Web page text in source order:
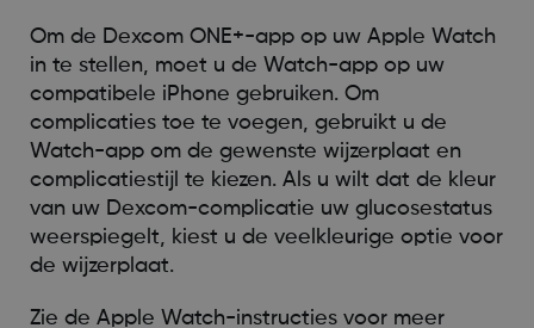
Om de Dexcom ONE+-app op uw Apple Watch
in te stellen, moet u de Watch-app op uw
compatibele iPhone gebruiken. Om
complicaties toe te voegen, gebruikt u de
Watch-app om de gewenste wijzerplaat en
complicatiestijl te kiezen. Als u wilt dat de kleur
van uw Dexcom-complicatie uw glucosestatus
weerspiegelt, kiest u de veelkleurige optie voor
de wijzerplaat.
Zie de Apple Watch-instructies voor meer